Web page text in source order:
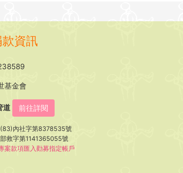
資訊
基金會
道 前往詳閱
內社字第8378535號
救字第1141365055號
案款項匯入勸募指定帳戶